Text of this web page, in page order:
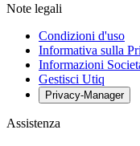
Note legali
Condizioni d'uso
Informativa sulla
Informazioni
Gestisci Utiq
Privacy-Manager
Assistenza